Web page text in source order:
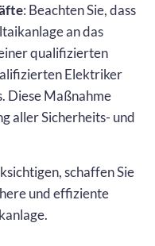
: Beachten Sie, dass
an das
qualifizierten
Elektriker
Diese Maßnahme
aller Sicherheits- und
schaffen Sie
und effiziente